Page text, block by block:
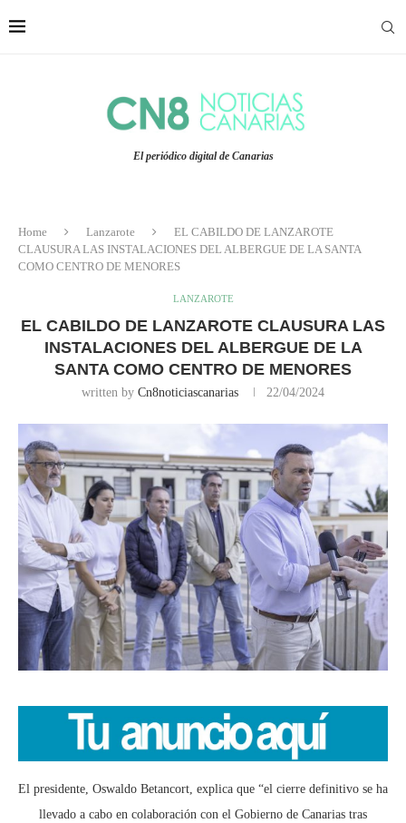
El periódico digital de Canarias
Home Lanzarote
EL CABILDO DE LANZAROTE
CLAUSURA LAS INSTALACIONES DEL ALBERGUE DE LA SANTA
COMO CENTRO DE MENORES
LANZAROTE
EL CABILDO DE LANZAROTE CLAUSURA LAS
INSTALACIONES DEL ALBERGUE DE LA
SANTA COMO CENTRO DE MENORES
written by Cn8noticiascanarias 22/04/2024
El presidente, Oswaldo Betancort, explica que “el cierre definitivo se ha
llevado a cabo en colaboración con el Gobierno de Canarias tras